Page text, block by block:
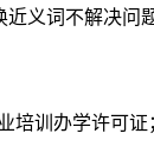
义词不解决问
训办学许可